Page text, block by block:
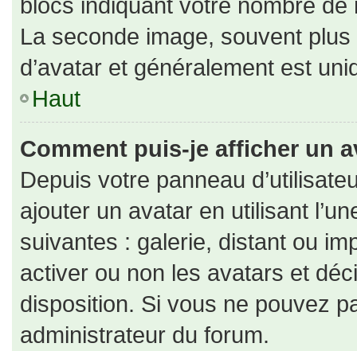
La seconde image, souvent
d’avatar et généralement est
Haut
Comment puis-je afficher un
Depuis votre panneau
ajouter un avatar en utilisant
suivantes : galerie, distant ou
activer ou non les avatars et
disposition. Si vous ne pouvez
administrateur du forum.